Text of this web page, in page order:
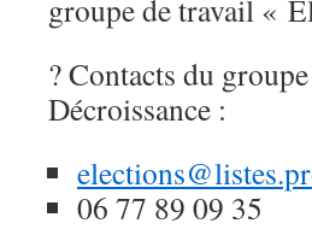
groupe de travail «
? Contacts du
Décroissance :
06 77 89 09 35